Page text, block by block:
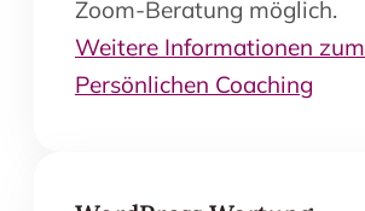
Zoom-Beratung möglich.
Weitere Informationen zum
Persönlichen Coaching